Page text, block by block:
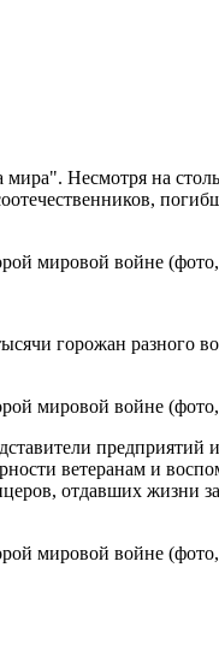
Несмотря на
горожан разного
предприятий
ветеранам и
отдавших жизни